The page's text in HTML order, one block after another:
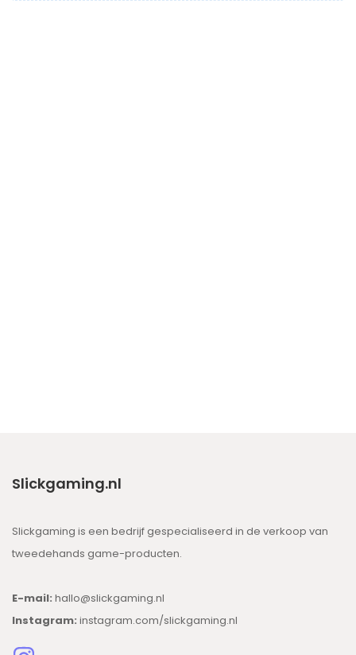
Slickgaming.nl
Slickgaming is een bedrijf gespecialiseerd in de verkoop van
tweedehands game-producten.
E-mail: hallo@slickgaming.nl
Instagram: instagram.com/slickgaming.nl